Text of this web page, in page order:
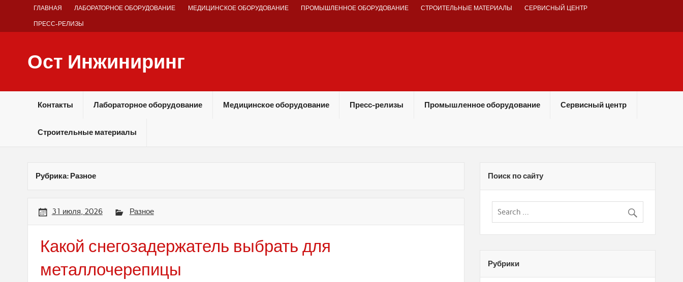
ГЛАВНАЯ ЛАБОРАТОРНОЕ ОБОРУДОВАНИЕ МЕДИЦИНСКОЕ ОБОРУДОВАНИЕ ПРОМЫШЛЕННОЕ ОБОРУДОВАНИЕ СТРОИТЕЛЬНЫЕ МАТЕРИАЛЫ СЕРВИСНЫЙ ЦЕНТР
ПРЕСС-РЕЛИЗЫ
Ост Инжиниринг
Контакты Лабораторное оборудование Медицинское оборудование Пресс-релизы Промышленное оборудование Сервисный центр
Строительные материалы
Рубрика: Разное
31 июля, 2026 Разное
Какой снегозадержатель выбрать для
металлочерепицы
Поиск по сайту
Рубрики